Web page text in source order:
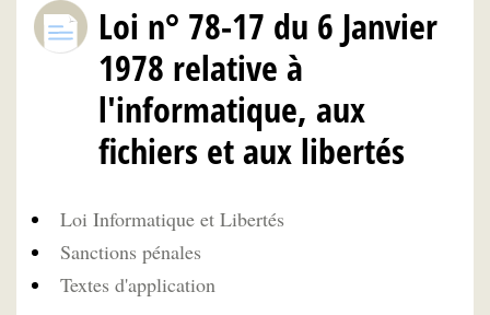
Loi n° 78-17 du 6 Janvier
1978 relative à
l'informatique, aux
fichiers et aux libertés
Loi Informatique et Libertés
Sanctions pénales
Textes d'application